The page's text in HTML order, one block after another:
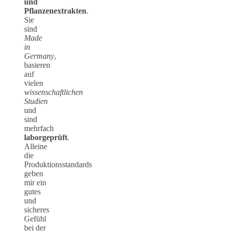
Pflanzenextrakten.
Sie
sind
Made
in
Germany,
basieren
auf
vielen
wissenschaftlichen
Studien
und
sind
mehrfach
laborgeprüft.
Alleine
die
Produktionsstandards
geben
mir ein
gutes
und
sicheres
Gefühl
bei der